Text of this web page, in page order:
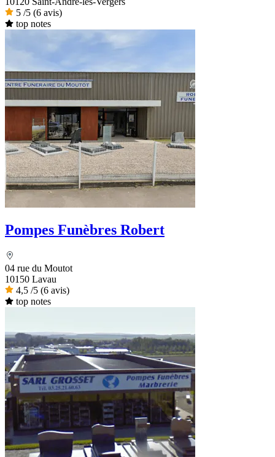
5 /5 (6 avis)
top notes
Pompes Funèbres Robert
04 rue du Moutot
10150 Lavau
4,5 /5 (6 avis)
top notes